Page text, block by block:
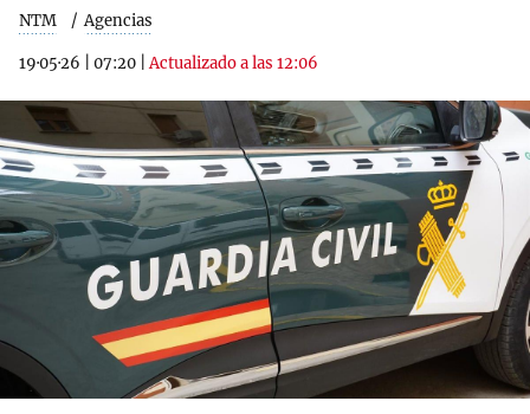
NTM Agencias
19·05·26 07:20 |Actualizado a las 12:06